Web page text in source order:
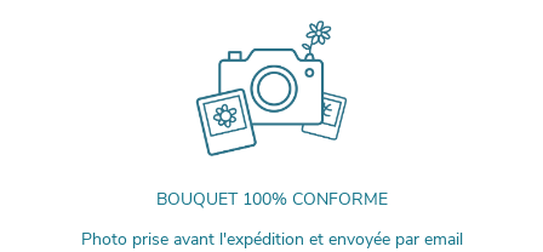
BOUQUET 100% CONFORME
Photo prise avant l'expédition et envoyée par email